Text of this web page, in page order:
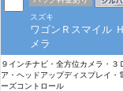
スズキ
ワゴンＲスマイル
メラ
９インチナビ・全方位カメラ・
ア・ヘッドアップディスプレイ
ーズコントロール